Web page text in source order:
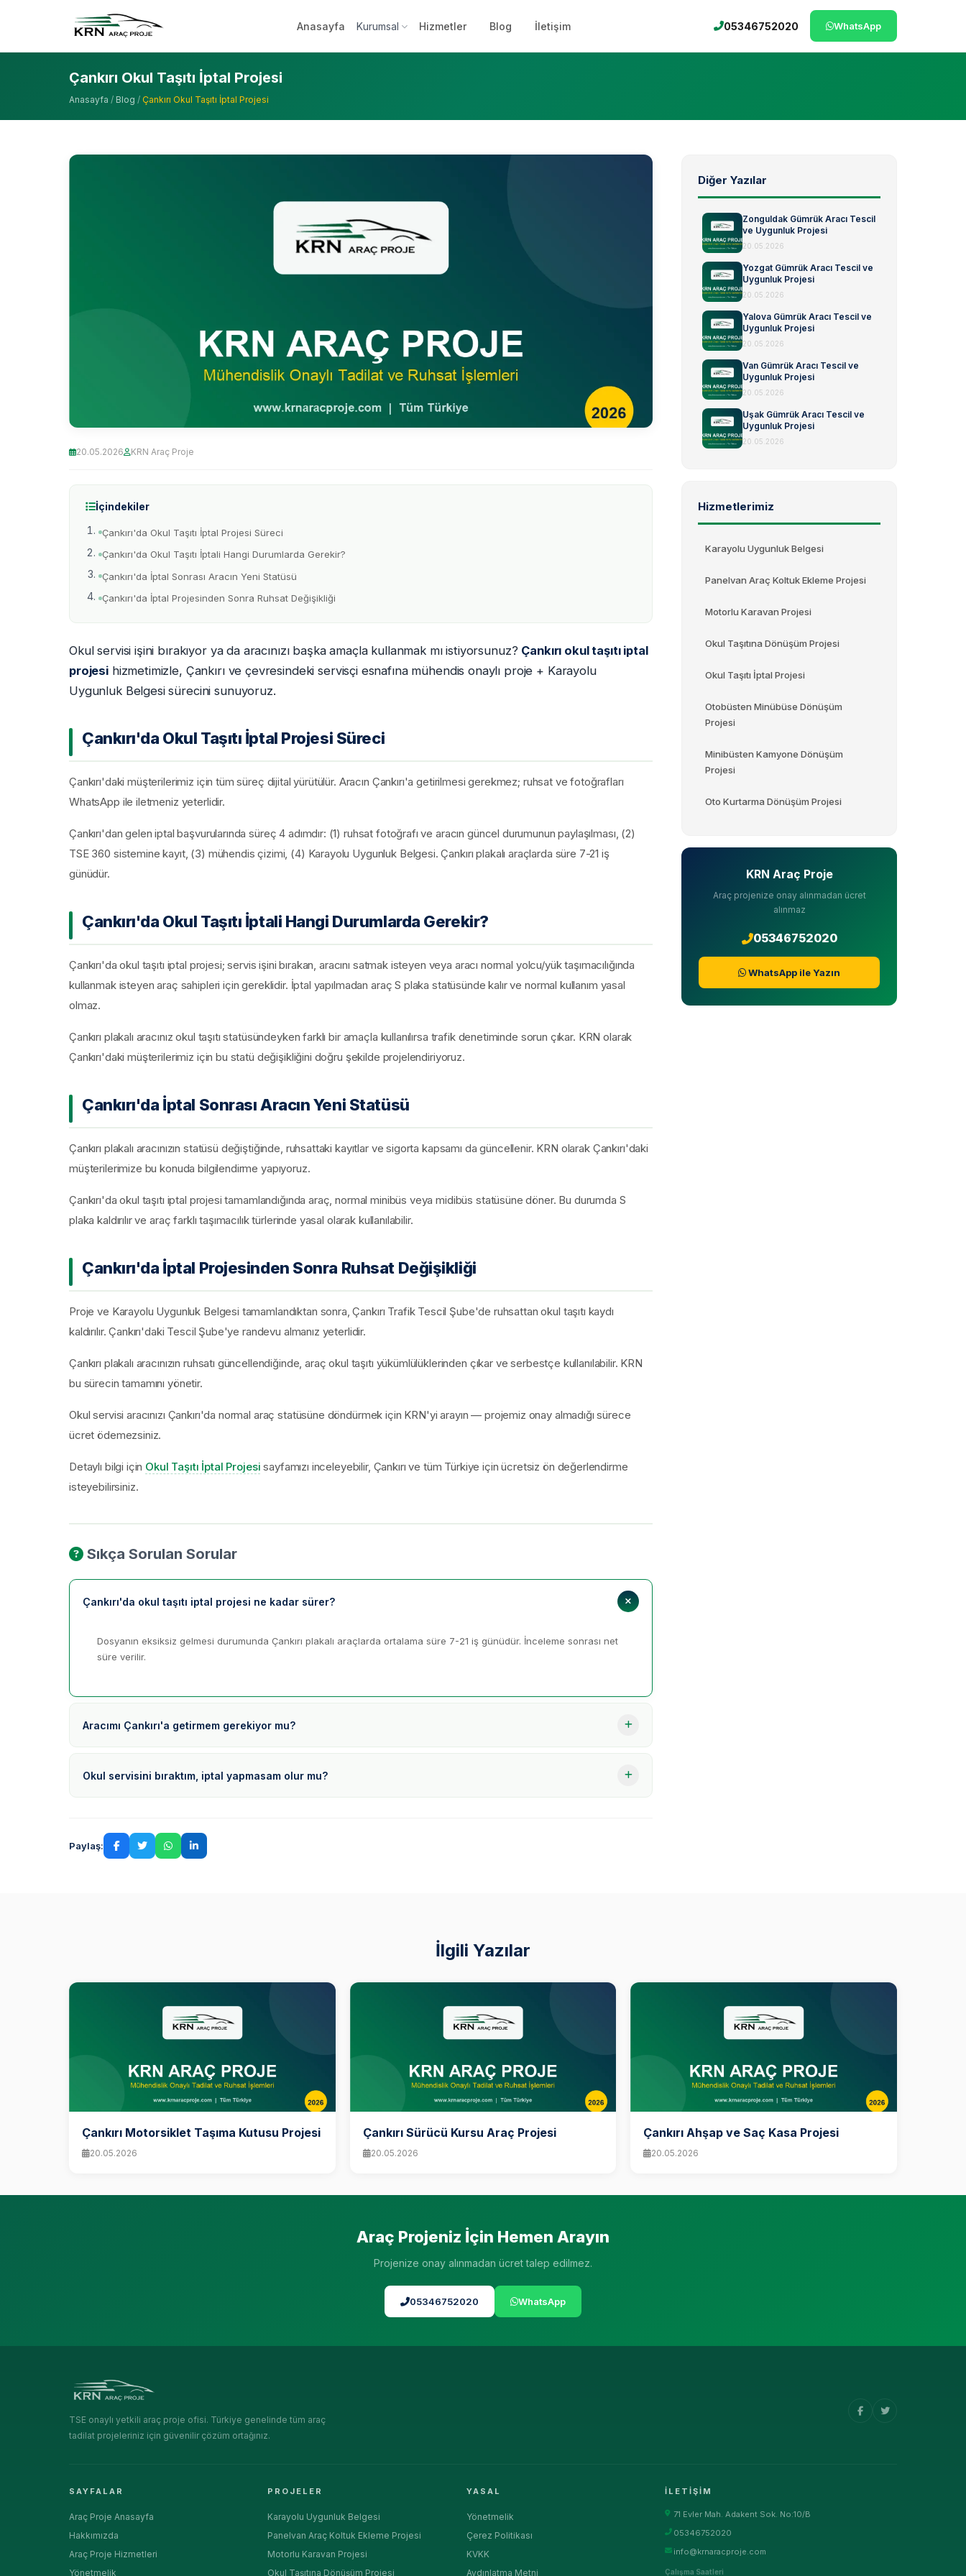
Anasayfa Kurumsal Hizmetler Blog İletişim 05346752020 WhatsApp
Çankırı Okul Taşıtı İptal Projesi
Anasayfa / Blog / Çankırı Okul Taşıtı İptal Projesi
20.05.2026 KRN Araç Proje
İçindekiler
Çankırı'da Okul Taşıtı İptal Projesi Süreci
Çankırı'da Okul Taşıtı İptali Hangi Durumlarda Gerekir?
Çankırı'da İptal Sonrası Aracın Yeni Statüsü
Çankırı'da İptal Projesinden Sonra Ruhsat Değişikliği
Okul servisi işini bırakıyor ya da aracınızı başka amaçla kullanmak mı istiyorsunuz? Çankırı okul taşıtı iptal
projesihizmetimizle, Çankırı ve çevresindeki servisçi esnafına mühendis onaylı proje + Karayolu
Uygunluk Belgesi sürecini sunuyoruz.
Çankırı'da Okul Taşıtı İptal Projesi Süreci
Çankırı'daki müşterilerimiz için tüm süreç dijital yürütülür. Aracın Çankırı'a getirilmesi gerekmez; ruhsat ve fotoğrafları
WhatsApp ile iletmeniz yeterlidir.
Çankırı'dan gelen iptal başvurularında süreç 4 adımdır: (1) ruhsat fotoğrafı ve aracın güncel durumunun paylaşılması, (2)
TSE 360 sistemine kayıt, (3) mühendis çizimi, (4) Karayolu Uygunluk Belgesi. Çankırı plakalı araçlarda süre 7-21 iş
günüdür.
Çankırı'da Okul Taşıtı İptali Hangi Durumlarda Gerekir?
Çankırı'da okul taşıtı iptal projesi; servis işini bırakan, aracını satmak isteyen veya aracı normal yolcu/yük taşımacılığında
kullanmak isteyen araç sahipleri için gereklidir. İptal yapılmadan araç S plaka statüsünde kalır ve normal kullanım yasal
olmaz.
Çankırı plakalı aracınız okul taşıtı statüsündeyken farklı bir amaçla kullanılırsa trafik denetiminde sorun çıkar. KRN olarak
Çankırı'daki müşterilerimiz için bu statü değişikliğini doğru şekilde projelendiriyoruz.
Çankırı'da İptal Sonrası Aracın Yeni Statüsü
Çankırı plakalı aracınızın statüsü değiştiğinde, ruhsattaki kayıtlar ve sigorta kapsamı da güncellenir. KRN olarak Çankırı'daki
müşterilerimize bu konuda bilgilendirme yapıyoruz.
Çankırı'da okul taşıtı iptal projesi tamamlandığında araç, normal minibüs veya midibüs statüsüne döner. Bu durumda S
plaka kaldırılır ve araç farklı taşımacılık türlerinde yasal olarak kullanılabilir.
Çankırı'da İptal Projesinden Sonra Ruhsat Değişikliği
Proje ve Karayolu Uygunluk Belgesi tamamlandıktan sonra, Çankırı Trafik Tescil Şube'de ruhsattan okul taşıtı kaydı
kaldırılır. Çankırı'daki Tescil Şube'ye randevu almanız yeterlidir.
Çankırı plakalı aracınızın ruhsatı güncellendiğinde, araç okul taşıtı yükümlülüklerinden çıkar ve serbestçe kullanılabilir. KRN
bu sürecin tamamını yönetir.
Okul servisi aracınızı Çankırı'da normal araç statüsüne döndürmek için KRN'yi arayın — projemiz onay almadığı sürece
ücret ödemezsiniz.
Detaylı bilgi için Okul Taşıtı İptal Projesi sayfamızı inceleyebilir, Çankırı ve tüm Türkiye için ücretsiz ön değerlendirme
isteyebilirsiniz.
Sıkça Sorulan Sorular
Çankırı'da okul taşıtı iptal projesi ne kadar sürer?
Dosyanın eksiksiz gelmesi durumunda Çankırı plakalı araçlarda ortalama süre 7-21 iş günüdür. İnceleme sonrası net
süre verilir.
Aracımı Çankırı'a getirmem gerekiyor mu?
Okul servisini bıraktım, iptal yapmasam olur mu?
Paylaş:
Diğer Yazılar
Zonguldak Gümrük Aracı Tescil
ve Uygunluk Projesi
20.05.2026
Yozgat Gümrük Aracı Tescil ve
Uygunluk Projesi
20.05.2026
Yalova Gümrük Aracı Tescil ve
Uygunluk Projesi
20.05.2026
Van Gümrük Aracı Tescil ve
Uygunluk Projesi
20.05.2026
Uşak Gümrük Aracı Tescil ve
Uygunluk Projesi
20.05.2026
Hizmetlerimiz
Karayolu Uygunluk Belgesi
Panelvan Araç Koltuk Ekleme Projesi
Motorlu Karavan Projesi
Okul Taşıtına Dönüşüm Projesi
Okul Taşıtı İptal Projesi
Otobüsten Minübüse Dönüşüm
Projesi
Minibüsten Kamyone Dönüşüm
Projesi
Oto Kurtarma Dönüşüm Projesi
KRN Araç Proje
Araç projenize onay alınmadan ücret
alınmaz
05346752020
WhatsApp ile Yazın
İlgili Yazılar
Çankırı Motorsiklet Taşıma Kutusu Projesi
20.05.2026
Çankırı Sürücü Kursu Araç Projesi
20.05.2026
Çankırı Ahşap ve Saç Kasa Projesi
20.05.2026
Araç Projeniz İçin Hemen Arayın
Projenize onay alınmadan ücret talep edilmez.
05346752020 WhatsApp
TSE onaylı yetkili araç proje ofisi. Türkiye genelinde tüm araç
tadilat projeleriniz için güvenilir çözüm ortağınız.
SAYFALAR
Araç Proje Anasayfa
Hakkımızda
Araç Proje Hizmetleri
Yönetmelik
PROJELER
Karayolu Uygunluk Belgesi
Panelvan Araç Koltuk Ekleme Projesi
Motorlu Karavan Projesi
Okul Taşıtına Dönüşüm Projesi
YASAL
Yönetmelik
Çerez Politikası
KVKK
Aydınlatma Metni
İLETIŞIM
71 Evler Mah. Adakent Sok. No:10/B
05346752020
info@krnaracproje.com
Çalışma Saatleri